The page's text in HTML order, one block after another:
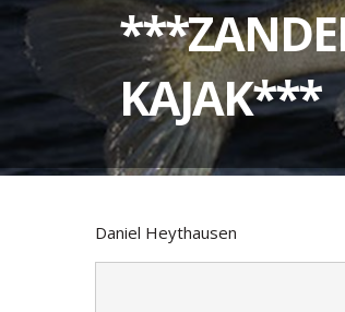
KAJAK***
Daniel Heythausen